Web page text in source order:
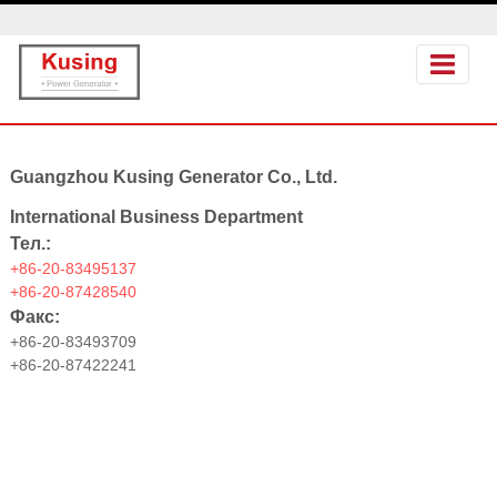
Guangzhou Kusing Generator Co., Ltd.
International Business Department
Тел.:
+86-20-83495137
+86-20-87428540
Факс:
+86-20-83493709
+86-20-87422241